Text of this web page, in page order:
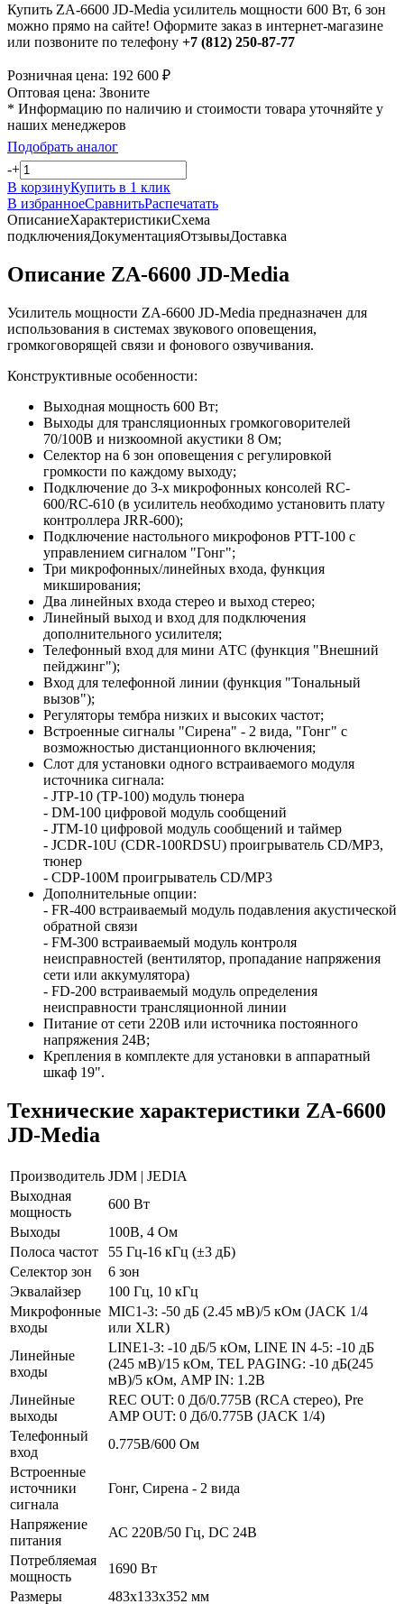
Купить ZA-6600 JD-Media усилитель мощности 600 Вт, 6 зон
можно прямо на сайте! Оформите заказ в интернет-магазине
или позвоните по телефону +7 (812) 250-87-77
Розничная цена: 192 600 ₽
Оптовая цена: Звоните
* Информацию по наличию и стоимости товара уточняйте у
наших менеджеров
Подобрать аналог
-+
В корзинуКупить в 1 клик
В избранноеСравнитьРаспечатать
ОписаниеХарактеристикиСхема
подключенияДокументацияОтзывыДоставка
Описание ZA-6600 JD-Media
Усилитель мощности ZA-6600 JD-Media предназначен для
использования в системах звукового оповещения,
громкоговорящей связи и фонового озвучивания.
Конструктивные особенности:
Выходная мощность 600 Вт;
Выходы для трансляционных громкоговорителей
70/100В и низкоомной акустики 8 Ом;
Селектор на 6 зон оповещения с регулировкой
громкости по каждому выходу;
Подключение до 3-х микрофонных консолей RC-
600/RC-610 (в усилитель необходимо установить плату
контроллера JRR-600);
Подключение настольного микрофонов PTT-100 с
управлением сигналом "Гонг";
Три микрофонных/линейных входа, функция
микширования;
Два линейных входа стерео и выход стерео;
Линейный выход и вход для подключения
дополнительного усилителя;
Телефонный вход для мини АТС (функция "Внешний
пейджинг");
Вход для телефонной линии (функция "Тональный
вызов");
Регуляторы тембра низких и высоких частот;
Встроенные сигналы "Сирена" - 2 вида, "Гонг" с
возможностью дистанционного включения;
Слот для установки одного встраиваемого модуля
источника сигнала:
- JTP-10 (TP-100) модуль тюнера
- DM-100 цифровой модуль сообщений
- JTM-10 цифровой модуль сообщений и таймер
- JCDR-10U (CDR-100RDSU) проигрыватель CD/MP3,
тюнер
- CDP-100M проигрыватель CD/MP3
Дополнительные опции:
- FR-400 встраиваемый модуль подавления акустической
обратной связи
- FM-300 встраиваемый модуль контроля
неисправностей (вентилятор, пропадание напряжения
сети или аккумулятора)
- FD-200 встраиваемый модуль определения
неисправности трансляционной линии
Питание от сети 220В или источника постоянного
напряжения 24В;
Крепления в комплекте для установки в аппаратный
шкаф 19".
Технические характеристики ZA-6600
JD-Media
Производитель JDM | JEDIA
Выходная
мощность
600 Вт
Выходы
100В, 4 Ом
Полоса частот
55 Гц-16 кГц (±3 дБ)
Селектор зон
6 зон
Эквалайзер
100 Гц, 10 кГц
Микрофонные
входы
MIC1-3: -50 дБ (2.45 мВ)/5 кОм (JACK 1/4
или XLR)
Линейные
входы
LINE1-3: -10 дБ/5 кОм, LINE IN 4-5: -10 дБ
(245 мВ)/15 кОм, TEL PAGING: -10 дБ(245
мВ)/5 кОм, AMP IN: 1.2В
Линейные
выходы
REC OUT: 0 Дб/0.775В (RCA стерео), Pre
AMP OUT: 0 Дб/0.775В (JACK 1/4)
Телефонный
вход
0.775В/600 Ом
Встроенные
источники
сигнала
Гонг, Сирена - 2 вида
Напряжение
питания
АС 220В/50 Гц, DC 24В
Потребляемая
мощность
1690 Вт
Размеры
483х133х352 мм